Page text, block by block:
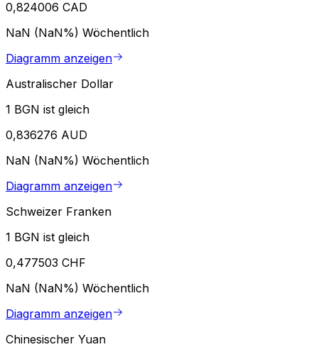
0,824006 CAD
NaN (NaN%) Wöchentlich
Diagramm anzeigen
Australischer Dollar
1 BGN ist gleich
0,836276 AUD
NaN (NaN%) Wöchentlich
Diagramm anzeigen
Schweizer Franken
1 BGN ist gleich
0,477503 CHF
NaN (NaN%) Wöchentlich
Diagramm anzeigen
Chinesischer Yuan